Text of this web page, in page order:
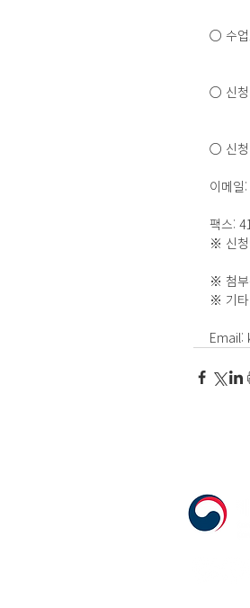
○ 수업
○ 신청
○ 신청
이메
팩스:
※ 신청
※ 첨부
※ 기타
Email: